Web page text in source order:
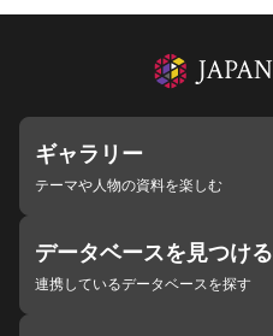
ギャラリー
テーマや人物の資料を楽しむ
データベースを見つける
連携しているデータベースを探す